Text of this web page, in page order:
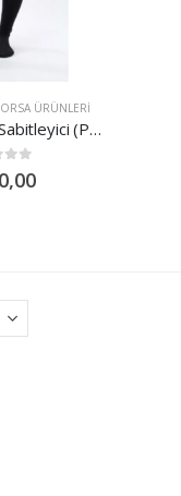
ORSA ÜRÜNLERI
ORSA N-3 Diz Sabitleyici (Posterior Sheel)
5